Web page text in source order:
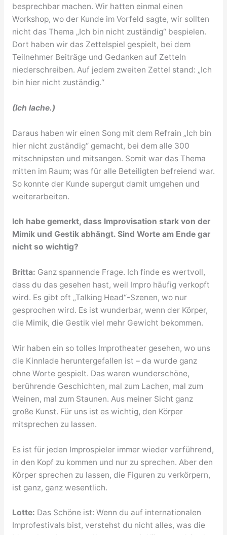
besprechbar machen. Wir hatten einmal einen
Workshop, wo der Kunde im Vorfeld sagte, wir sollten
nicht das Thema „Ich bin nicht zuständig“ bespielen.
Dort haben wir das Zettelspiel gespielt, bei dem
Teilnehmer Beiträge und Gedanken auf Zetteln
niederschreiben. Auf jedem zweiten Zettel stand: „Ich
bin hier nicht zuständig.“
(Ich lache.)
Daraus haben wir einen Song mit dem Refrain „Ich bin
hier nicht zuständig“ gemacht, bei dem alle 300
mitschnipsten und mitsangen. Somit war das Thema
mitten im Raum; was für alle Beteiligten befreiend war.
So konnte der Kunde supergut damit umgehen und
weiterarbeiten.
Ich habe gemerkt, dass Improvisation stark von der
Mimik und Gestik abhängt. Sind Worte am Ende gar
nicht so wichtig?
Britta: Ganz spannende Frage. Ich finde es wertvoll,
dass du das gesehen hast, weil Impro häufig verkopft
wird. Es gibt oft „Talking Head“-Szenen, wo nur
gesprochen wird. Es ist wunderbar, wenn der Körper,
die Mimik, die Gestik viel mehr Gewicht bekommen.
Wir haben ein so tolles Improtheater gesehen, wo uns
die Kinnlade heruntergefallen ist – da wurde ganz
ohne Worte gespielt. Das waren wunderschöne,
berührende Geschichten, mal zum Lachen, mal zum
Weinen, mal zum Staunen. Aus meiner Sicht ganz
große Kunst. Für uns ist es wichtig, den Körper
mitsprechen zu lassen.
Es ist für jeden Improspieler immer wieder verführend,
in den Kopf zu kommen und nur zu sprechen. Aber den
Körper sprechen zu lassen, die Figuren zu verkörpern,
ist ganz, ganz wesentlich.
Lotte: Das Schöne ist: Wenn du auf internationalen
Improfestivals bist, verstehst du nicht alles, was die